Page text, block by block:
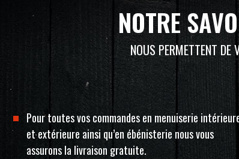
NOTRE
NOUS PERMETTENT DE
Pour toutes vos commandes en menuiserie
et extérieure ainsi qu’en ébénisterie nous vous
assurons la livraison gratuite.